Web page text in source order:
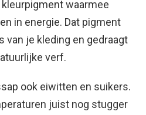
waarmee
in energie. Dat pigment
van je kleding en gedraagt
verf.
ook eiwitten en suikers.
juist nog stugger